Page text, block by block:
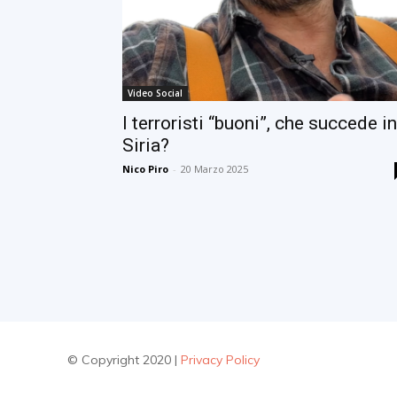
Video Social
I terroristi “buoni”, che succede in
Siria?
Nico Piro - 20 Marzo 2025
© Copyright 2020 | Privacy Policy